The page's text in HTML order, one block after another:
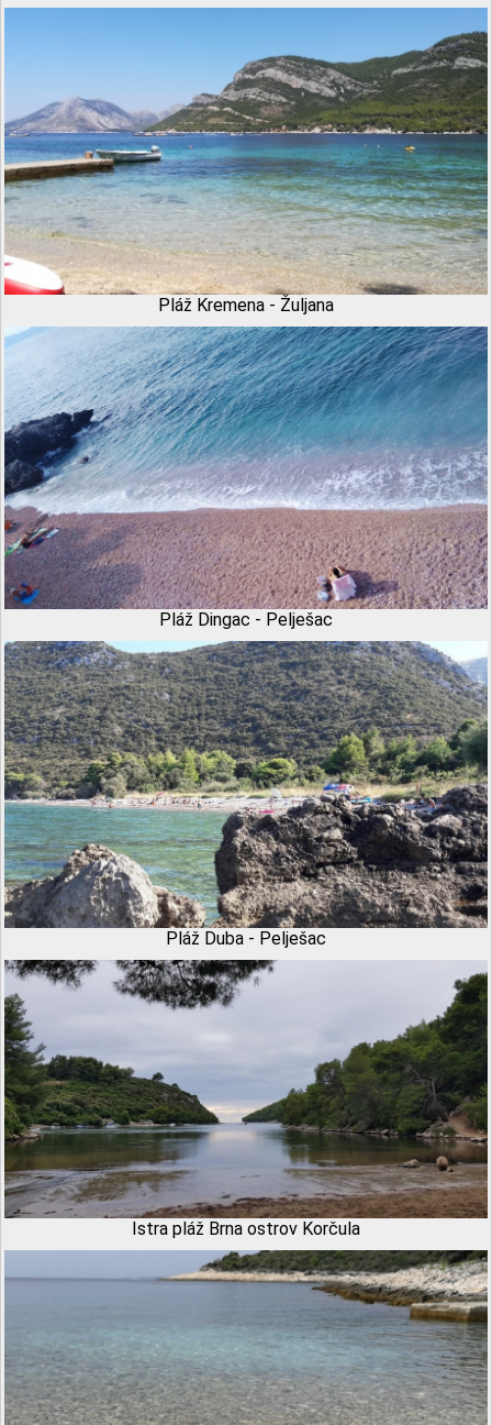
Pláž Kremena - Žuljana
Pláž Dingac - Pelješac
Pláž Duba - Pelješac
Istra pláž Brna ostrov Korčula